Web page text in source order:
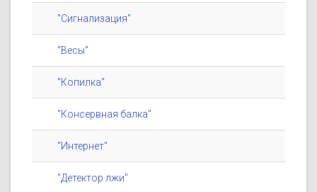
"Сигнализация"
"Весы"
"Копилка"
"Консервная балка"
"Интернет"
"Детектор лжи"